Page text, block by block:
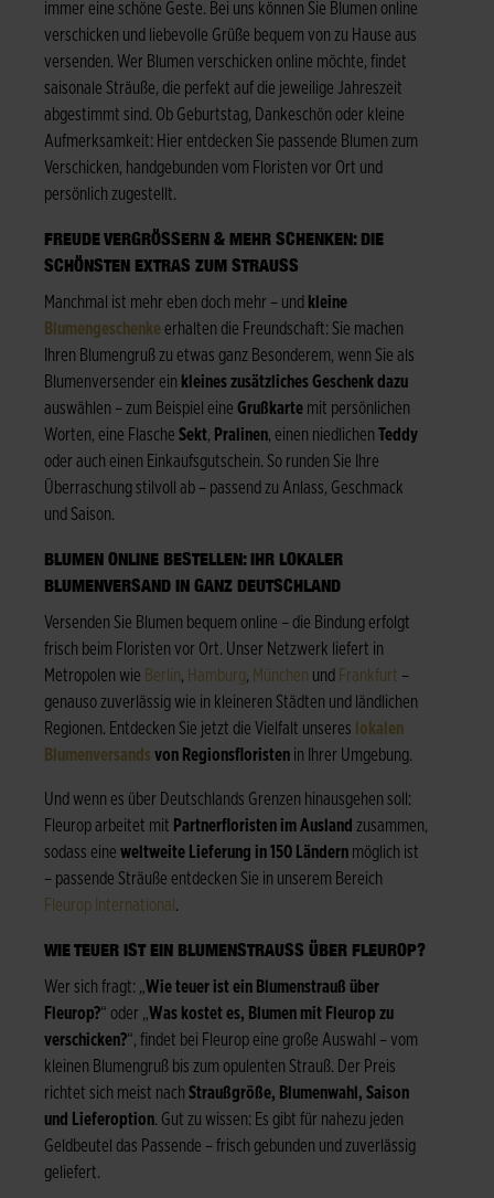
immer eine schöne Geste. Bei uns können Sie Blumen online
verschicken und liebevolle Grüße bequem von zu Hause aus
versenden. Wer Blumen verschicken online möchte, findet
saisonale Sträuße, die perfekt auf die jeweilige Jahreszeit
abgestimmt sind. Ob Geburtstag, Dankeschön oder kleine
Aufmerksamkeit: Hier entdecken Sie passende Blumen zum
Verschicken, handgebunden vom Floristen vor Ort und
persönlich zugestellt.
FREUDE VERGRÖSSERN & MEHR SCHENKEN: DIE S
CHÖNSTEN EXTRAS ZUM STRAUSS
Manchmal ist mehr eben doch mehr – und kleine
Blumengeschenkeerhalten die Freundschaft: Sie machen
Ihren Blumengruß zu etwas ganz Besonderem, wenn Sie als
Blumenversender ein kleines zusätzliches Geschenk dazu
auswählen – zum Beispiel eine Grußkarte mit persönlichen
Worten, eine Flasche Sekt, Pralinen, einen niedlichen Teddy
oder auch einen Einkaufsgutschein. So runden Sie Ihre
Überraschung stilvoll ab – passend zu Anlass, Geschmack
und Saison.
BLUMEN ONLINE BESTELLEN: IHR LOKALER
BLUMENVERSAND IN GANZ DEUTSCHLAND
Versenden Sie Blumen bequem online – die Bindung erfolgt
frisch beim Floristen vor Ort. Unser Netzwerk liefert in
Metropolen wie Berlin, Hamburg, München und Frankfurt –
genauso zuverlässig wie in kleineren Städten und ländlichen
Regionen. Entdecken Sie jetzt die Vielfalt unseres lokalen
Blumenversands von Regionsfloristen in Ihrer Umgebung.
Und wenn es über Deutschlands Grenzen hinausgehen soll:
Fleurop arbeitet mit Partnerfloristen im Ausland zusammen,
sodass eine weltweite Lieferung in 150 Ländern möglich ist
– passende Sträuße entdecken Sie in unserem Bereich
Fleurop International .
WIE TEUER IST EIN BLUMENSTRAUSS ÜBER FLEUROP?
Wer sich fragt: „Wie teuer ist ein Blumenstrauß über
Fleurop?“ oder „Was kostet es, Blumen mit Fleurop zu
verschicken?“, findet bei Fleurop eine große Auswahl – vom
kleinen Blumengruß bis zum opulenten Strauß. Der Preis
richtet sich meist nach Straußgröße, Blumenwahl, Saison
und Lieferoption. Gut zu wissen: Es gibt für nahezu jeden
Geldbeutel das Passende – frisch gebunden und zuverlässig
geliefert.